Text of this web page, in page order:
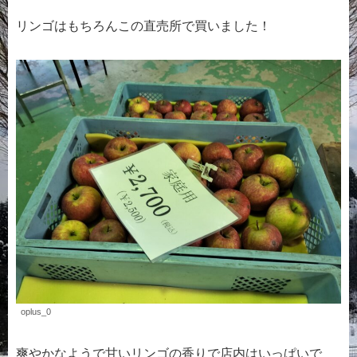
リンゴはもちろんこの直売所で買いました！
oplus_0
爽やかなようで甘いリンゴの香りで店内はいっぱいで